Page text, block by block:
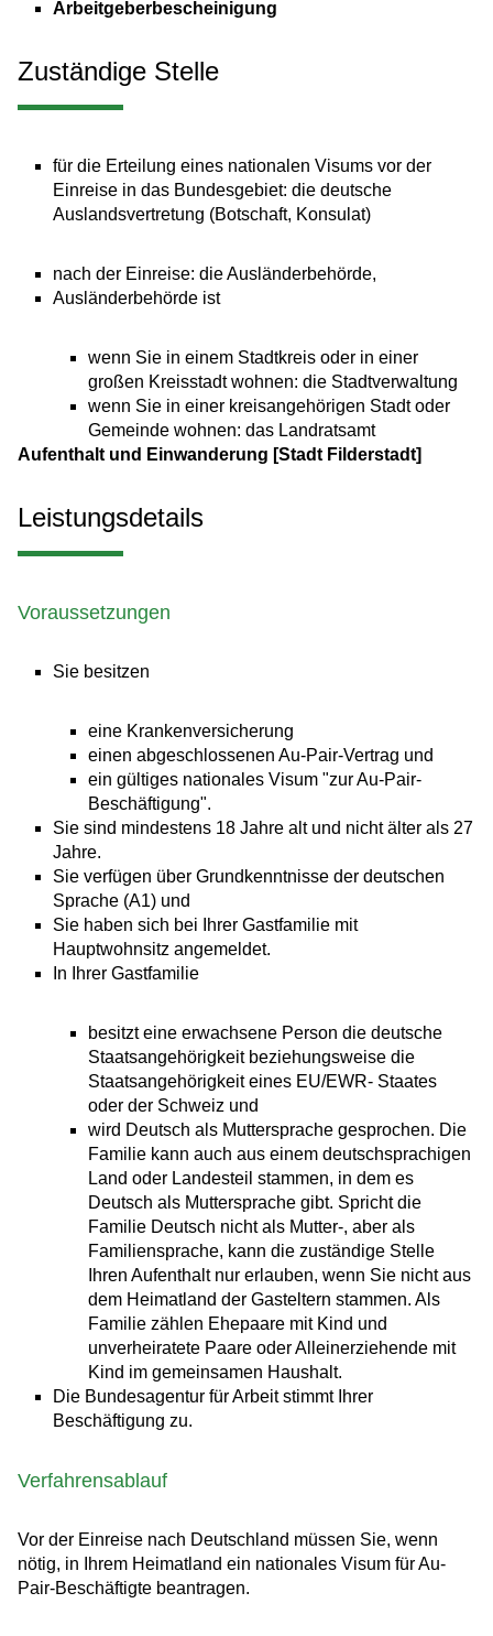
Arbeitgeberbescheinigung
Zuständige Stelle
für die Erteilung eines nationalen Visums vor der
Einreise in das Bundesgebiet: die deutsche
Auslandsvertretung (Botschaft, Konsulat)
nach der Einreise: die Ausländerbehörde,
Ausländerbehörde ist
wenn Sie in einem Stadtkreis oder in einer
großen Kreisstadt wohnen: die Stadtverwaltung
wenn Sie in einer kreisangehörigen Stadt oder
Gemeinde wohnen: das Landratsamt
Aufenthalt und Einwanderung [Stadt Filderstadt]
Leistungsdetails
Voraussetzungen
Sie besitzen
eine Krankenversicherung
einen abgeschlossenen Au-Pair-Vertrag und
ein gültiges nationales Visum "zur Au-Pair-
Beschäftigung".
Sie sind mindestens 18 Jahre alt und nicht älter als 27
Jahre.
Sie verfügen über Grundkenntnisse der deutschen
Sprache (A1) und
Sie haben sich bei Ihrer Gastfamilie mit
Hauptwohnsitz angemeldet.
In Ihrer Gastfamilie
besitzt eine erwachsene Person die deutsche
Staatsangehörigkeit beziehungsweise die
Staatsangehörigkeit eines EU/EWR- Staates
oder der Schweiz und
wird Deutsch als Muttersprache gesprochen. Die
Familie kann auch aus einem deutschsprachigen
Land oder Landesteil stammen, in dem es
Deutsch als Muttersprache gibt. Spricht die
Familie Deutsch nicht als Mutter-, aber als
Familiensprache, kann die zuständige Stelle
Ihren Aufenthalt nur erlauben, wenn Sie nicht aus
dem Heimatland der Gasteltern stammen. Als
Familie zählen Ehepaare mit Kind und
unverheiratete Paare oder Alleinerziehende mit
Kind im gemeinsamen Haushalt.
Die Bundesagentur für Arbeit stimmt Ihrer
Beschäftigung zu.
Verfahrensablauf
Vor der Einreise nach Deutschland müssen Sie, wenn
nötig, in Ihrem Heimatland ein nationales Visum für Au-
Pair-Beschäftigte beantragen.